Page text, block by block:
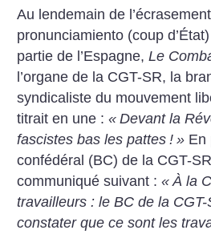
Au lendemain de
pronunciamiento (coup
partie de l’Espagne,Le
l’organe de la CGT-SR, la
syndicaliste du mouvement
titrait en une :« Devant la
fascistes bas les pattes ! » En
confédéral (BC) de la CGT-
communiqué suivant :« À la
travailleurs : le BC de la
constater que ce sont les